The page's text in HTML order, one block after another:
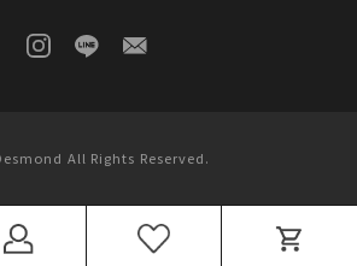
All Rights Reserved.